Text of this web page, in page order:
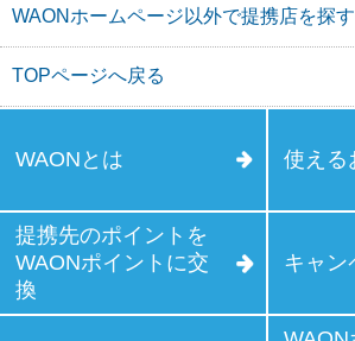
WAONホームページ以外で提携店を探す
TOPページへ戻る